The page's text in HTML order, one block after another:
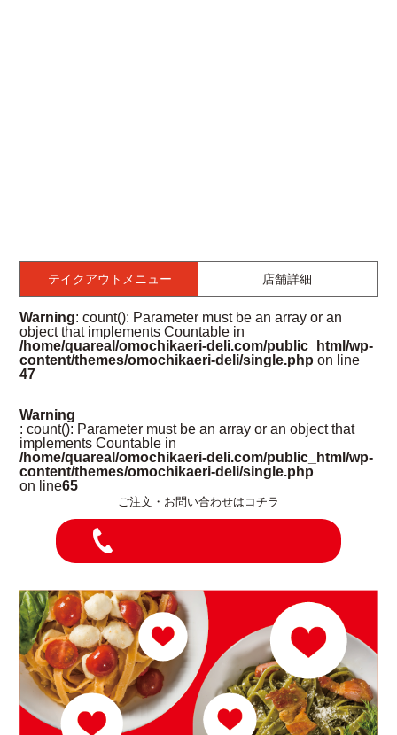
テイクアウトメニュー 店舗詳細
Warning: count(): Parameter must be an array or an
object that implements Countable in
/home/quareal/omochikaeri-deli.com/public_html/wp-
content/themes/omochikaeri-deli/single.php on line
47
Warning
: count(): Parameter must be an array or an object that
implements Countable in
/home/quareal/omochikaeri-deli.com/public_html/wp-
content/themes/omochikaeri-deli/single.php
on line65
ご注文・お問い合わせはコチラ